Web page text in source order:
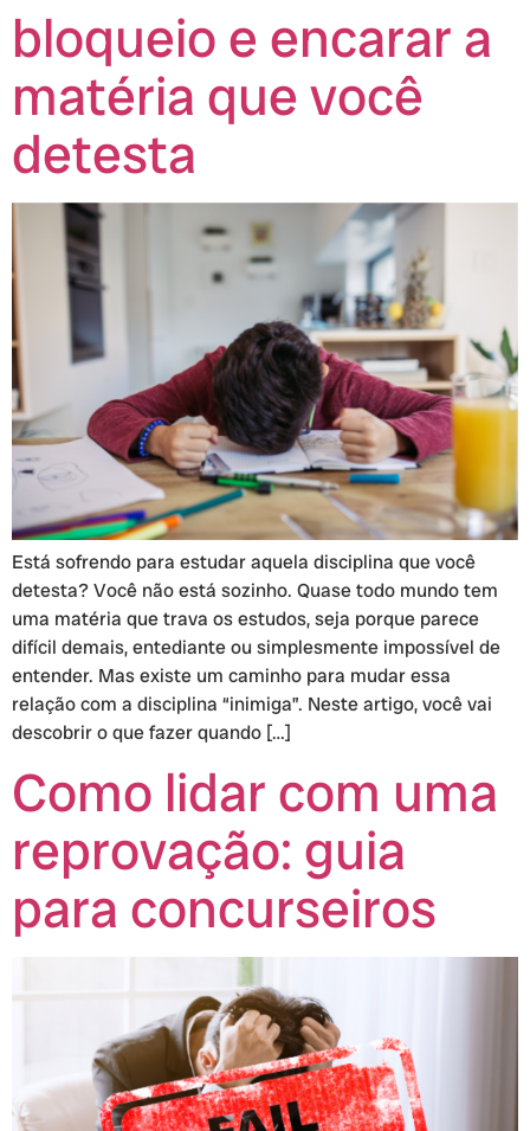
bloqueio e encarar a
matéria que você
detesta
Está sofrendo para estudar aquela disciplina que você
detesta? Você não está sozinho. Quase todo mundo tem
uma matéria que trava os estudos, seja porque parece
difícil demais, entediante ou simplesmente impossível de
entender. Mas existe um caminho para mudar essa
relação com a disciplina “inimiga”. Neste artigo, você vai
descobrir o que fazer quando […]
Como lidar com uma
reprovação: guia
para concurseiros